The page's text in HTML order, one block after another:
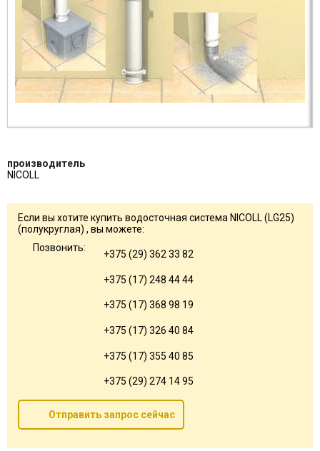
производитель
NICOLL
Если вы хотите купить водосточная система NICOLL (LG25)
(полукруглая) , вы можете:
Позвонить:
+375 (29) 362 33 82
+375 (17) 248 44 44
+375 (17) 368 98 19
+375 (17) 326 40 84
+375 (17) 355 40 85
+375 (29) 274 14 95
Отправить запрос сейчас